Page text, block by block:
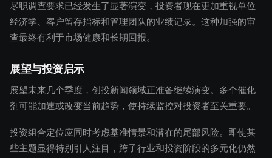
尽职调查要求已经发生了显著演变，投资者现在更加重视单位
经济学、客户留存指标和管理团队的业绩记录。这种加强的审
查最终有利于市场健康和长期回报。
展望与投资启示
展望未来几个季度，创投新闻领域正准备继续演变。多个催化
剂可能加速或改变当前趋势，使持续监控对投资者至关重要。
投资组合定位应同时考虑基准情景和潜在的尾部风险。即使某
些主题显得特别引人注目，跨子行业和投资阶段的多元化仍然